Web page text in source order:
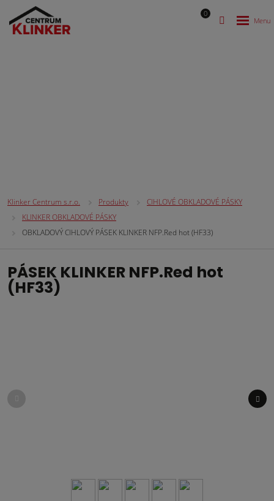
0
Klinker Centrum s.r.o. Produkty
CIHLOVÉ OBKLADOVÉ PÁSKY
KLINKER OBKLADOVÉ PÁSKY
OBKLADOVÝ CIHLOVÝ PÁSEK KLINKER NFP.Red hot (HF33)
PÁSEK KLINKER NFP.Red hot
(HF33)